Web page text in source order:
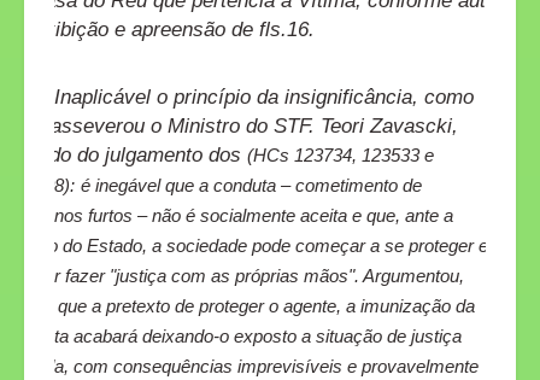
de exibição e apreensão de fls.16.
Inaplicável o princípio da insignificância, como
bem asseverou o Ministro do STF. Teori Zavascki,
quando do julgamento dos (HCs 123734, 123533 e
123108): é inegável que a conduta – cometimento de
pequenos furtos – não é socialmente aceita e que, ante a
inação do Estado, a sociedade pode começar a se proteger e
buscar fazer "justiça com as próprias mãos". Argumentou,
ainda, que a pretexto de proteger o agente, a imunização da
conduta acabará deixando-o exposto a situação de justiça
privada, com consequências imprevisíveis e provavelmente